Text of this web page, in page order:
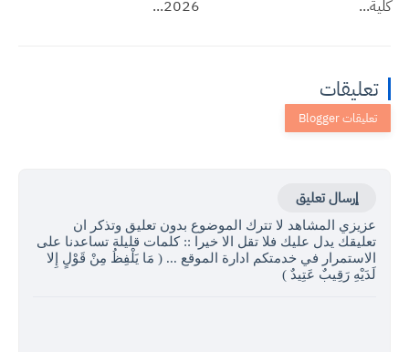
كلية...
2026...
تعليقات
إرسال تعليق
عزيزي المشاهد لا تترك الموضوع بدون تعليق وتذكر ان
تعليقك يدل عليك فلا تقل الا خيرا :: كلمات قليلة تساعدنا على
الاستمرار في خدمتكم ادارة الموقع ... ( مَا يَلْفِظُ مِنْ قَوْلٍ إِلا
لَدَيْهِ رَقِيبٌ عَتِيدٌ )